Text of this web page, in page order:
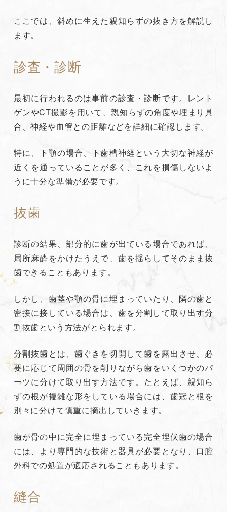
ここでは、斜めに生えた親知らずの抜き方を解説し
ます。
診査・診断
最初に行われるのは事前の診査・診断です。レント
ゲンやCT撮影を用いて、親知らずの角度や埋まり具
合、神経や血管との距離などを詳細に確認します。
特に、下顎の場合、下歯槽神経という大切な神経が
近くを通っていることが多く、これを損傷しないよ
うに十分な準備が必要です。
抜歯
診断の結果、部分的に歯が出ている場合であれば、
局所麻酔をかけたうえで、歯を揺らしてそのまま抜
歯できることもあります。
しかし、歯茎や顎の骨に埋まっていたり、隣の歯と
密接に接している場合は、歯を分割して取り出す分
割抜歯という方法がとられます。
分割抜歯とは、歯ぐきを切開して歯を露出させ、必
要に応じて周囲の骨を削りながら歯をいくつかのパ
ーツに分けて取り出す方法です。たとえば、親知ら
ずの根が複雑な形をしている場合には、歯冠と根を
別々に分けて慎重に摘出していきます。
歯が骨の中に完全に埋まっている完全埋伏歯の場合
には、より専門的な技術と器具が必要となり、口腔
外科での処置が適応されることもあります。
縫合